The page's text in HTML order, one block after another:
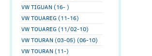
VW TIGUAN (16- )
VW TOUAREG (11-16)
VW TOUAREG (11/02-10)
VW TOURAN (03-05) (06-10)
VW TOURAN (11-)